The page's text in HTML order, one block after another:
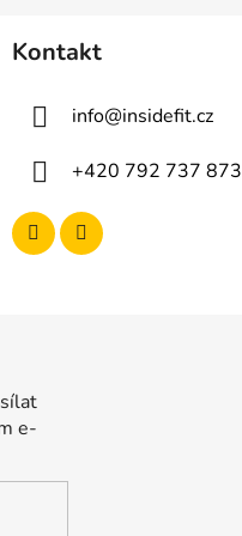
Kontakt
info@insidefit.cz
+420 792 737 873
e-